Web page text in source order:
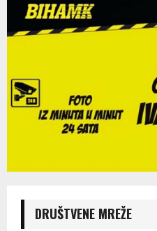
DRUŠTVENE MREŽE